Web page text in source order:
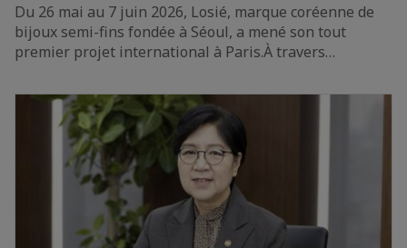
Du 26 mai au 7 juin 2026, Losié, marque coréenne de
bijoux semi-fins fondée à Séoul, a mené son tout
premier projet international à Paris.À travers…